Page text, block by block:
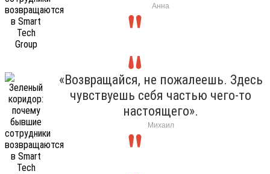
Анна
«Возвращайся, не пожалеешь. Здесь
чувствуешь себя частью чего-то
настоящего».
Михаил